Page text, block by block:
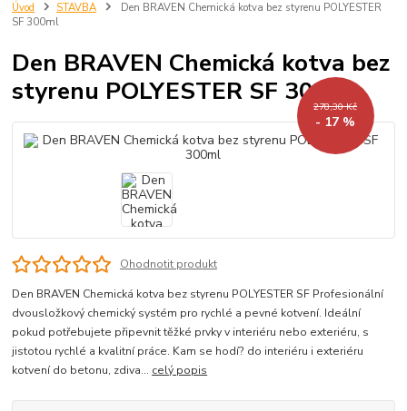
Úvod STAVBA
Den BRAVEN Chemická kotva bez styrenu POLYESTER
SF 300ml
Den BRAVEN Chemická kotva bez
styrenu POLYESTER SF 300ml
278,30 Kč
- 17 %
Ohodnotit produkt
Den BRAVEN Chemická kotva bez styrenu POLYESTER SF Profesionální
dvousložkový chemický systém pro rychlé a pevné kotvení. Ideální
pokud potřebujete připevnit těžké prvky v interiéru nebo exteriéru, s
jistotou rychlé a kvalitní práce. Kam se hodí? do interiéru i exteriéru
kotvení do betonu, zdiva... celý popis